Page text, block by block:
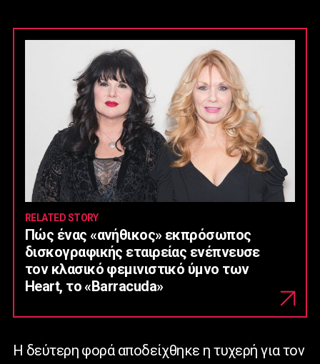
RELATED STORY
Πώς ένας «ανήθικος» εκπρόσωπος
δισκογραφικής εταιρείας ενέπνευσε
τον κλασικό φεμινιστικό ύμνο των
Heart, το «Barracuda»
Η δεύτερη φορά αποδείχθηκε η τυχερή για τον